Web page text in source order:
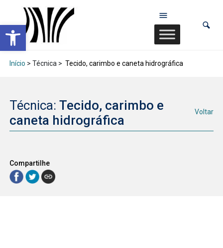
Abrir a barra de ferramentas
Início > Técnica > Tecido, carimbo e caneta hidrográfica
Técnica: Tecido, carimbo e
caneta hidrográfica
Voltar
Compartilhe